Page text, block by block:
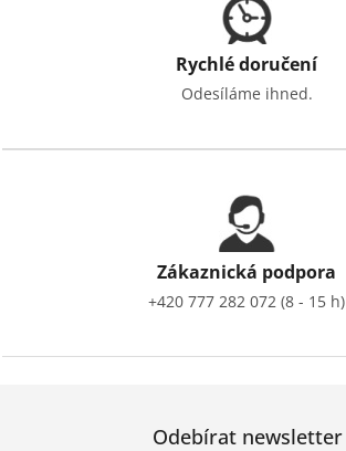
Rychlé doručení
Odesíláme ihned.
Zákaznická podpora
+420 777 282 072 (8 - 15 h)
Odebírat newsletter